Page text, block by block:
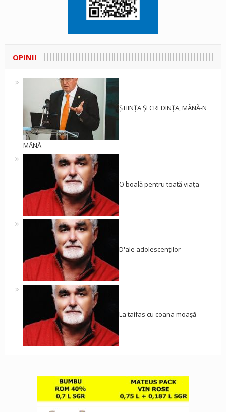
OPINII
ȘTIINȚA ȘI CREDINȚA, MÂNĂ-N
MÂNĂ
O boală pentru toată viața
D'ale adolescenților
La taifas cu coana moașă